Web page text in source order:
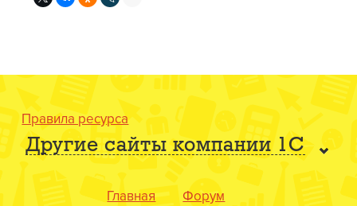
Правила ресурса
Другие сайты компании 1С
Главная Форум